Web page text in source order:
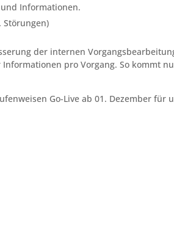
Informationen.
Störungen)
der internen
pro Vorgang. So kommt
Go-Live ab 01. Dezember für